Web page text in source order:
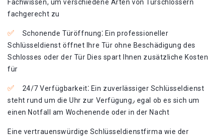
Fachwissen, um verschiedene Arten von Türschlössern
fachgerecht zu
Schonende Türöffnung⁚ Ein professioneller
Schlüsseldienst öffnet Ihre Tür ohne Beschädigung des
Schlosses oder der Tür Dies spart Ihnen zusätzliche Kosten
für
24/7 Verfügbarkeit⁚ Ein zuverlässiger Schlüsseldienst
steht rund um die Uhr zur Verfügung٫ egal ob es sich um
einen Notfall am Wochenende oder in der Nacht
Eine vertrauenswürdige Schlüsseldienstfirma wie der